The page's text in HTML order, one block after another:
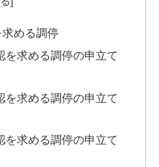
求める調停
を求める調停の申立て
を求める調停の申立て
を求める調停の申立て